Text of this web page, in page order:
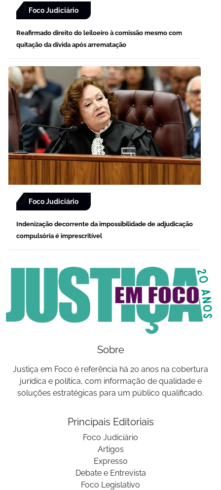
Foco Judiciário
Reafirmado direito do leiloeiro à comissão mesmo com
quitação da dívida após arrematação
Foco Judiciário
Indenização decorrente da impossibilidade de adjudicação
compulsória é imprescritível
Sobre
Justiça em Foco é referência há 20 anos na cobertura
jurídica e política, com informação de qualidade e
soluções estratégicas para um público qualificado.
Principais Editoriais
Foco Judiciário
Artigos
Expresso
Debate e Entrevista
Foco Legislativo